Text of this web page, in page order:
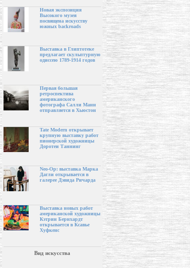
Новая экспозиция
Высокого музея
посвящена искусству
южных backroads
Выставка в Глиптотеке
предлагает скульптурную
одиссею 1789-1914 годов
Первая большая
ретроспектива
американского
фотографа Салли Манн
отправляется в Хьюстон
Tate Modern открывает
крупную выставку работ
пионерской художницы
Доротеи Таннинг
Neo-Op: выставка Марка
Дагли открывается в
галерее Дэвида Ричарда
Выставка новых работ
американской художницы
Кэтрин Бернхардт
открывается в Ксавье
Хуфкенс
Вид искусства